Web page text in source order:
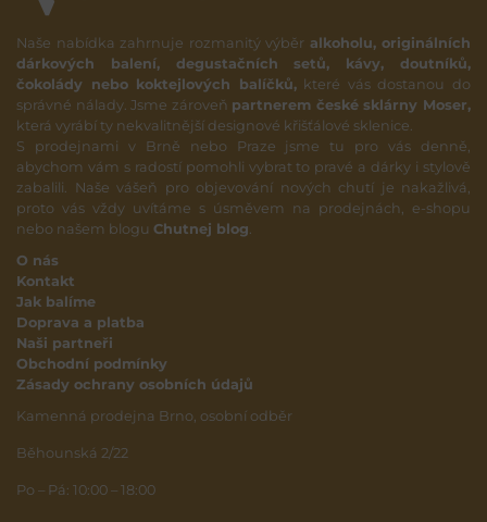
Naše nabídka zahrnuje rozmanitý výběr alkoholu, originálních
dárkových balení, degustačních setů, kávy, doutníků,
čokolády nebo koktejlových balíčků,které vás dostanou do
správné nálady. Jsme zároveň partnerem české sklárny Moser,
která vyrábí ty nekvalitnější designové křišťálové sklenice.
S prodejnami v Brně nebo Praze jsme tu pro vás denně,
abychom vám s radostí pomohli vybrat to pravé a dárky i stylově
zabalili. Naše vášeň pro objevování nových chutí je nakažlivá,
proto vás vždy uvítáme s úsměvem na prodejnách, e-shopu
nebo našem blogu Chutnej blog.
O nás
Kontakt
Jak balíme
Doprava a platba
Naši partneři
Obchodní podmínky
Zásady ochrany osobních údajů
Kamenná prodejna Brno, osobní odběr
Běhounská 2/22
Po – Pá: 10:00 – 18:00